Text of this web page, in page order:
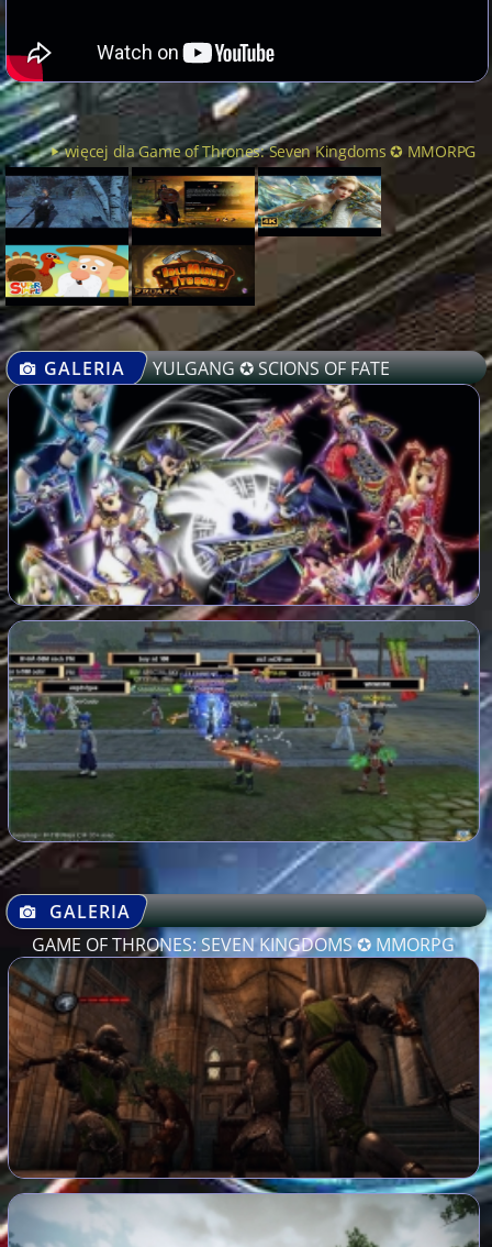
więcej dla Game of Thrones: Seven Kingdoms ✪ MMORPG
GALERIA YULGANG ✪ SCIONS OF FATE
GALERIA
GAME OF THRONES: SEVEN KINGDOMS ✪ MMORPG